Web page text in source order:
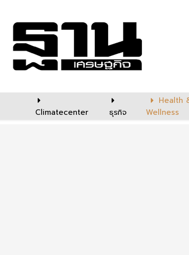
Climatecenter ธุรกิจ
Health
Wellness